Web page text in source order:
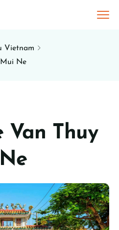
Vietnam
Ne
Van Thuy